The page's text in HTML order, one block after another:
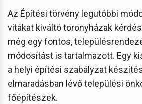
Az Építési törvény legutóbbi
vitákat kiváltó toronyházak
még egy fontos,
módosítást is tartalmazott. Egy
a helyi építési szabályzat
elmaradásban lévő települési
főépítészek.